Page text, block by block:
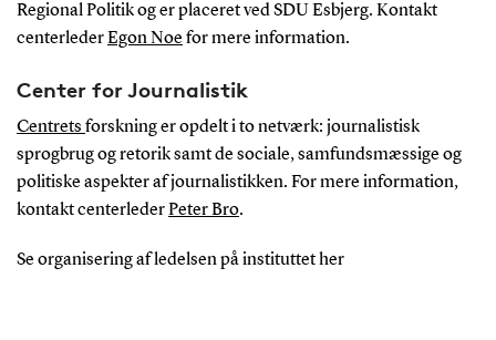
Regional Politik og er placeret ved SDU Esbjerg. Kontakt
centerlederEgon Noe for mere information.
Center for Journalistik
Centrets forskning er opdelt i to netværk: journalistisk
sprogbrug og retorik samt de sociale, samfundsmæssige og
politiske aspekter af journalistikken. For mere information,
kontakt centerlederPeter Bro.
Se organisering af ledelsen på instituttet her